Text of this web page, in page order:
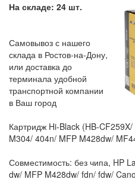
На складе: 24 шт.
Самовывоз с нашего
склада в Ростов-на-Дону,
или доставка до
терминала удобной
транспортной компании
в Ваш город
Картридж Hi-Black (HB-
M304/ 404n/ MFP M428dw/
Совместимость: без чипа, HP
dw/ MFP M428dw/ fdn/ fdw/